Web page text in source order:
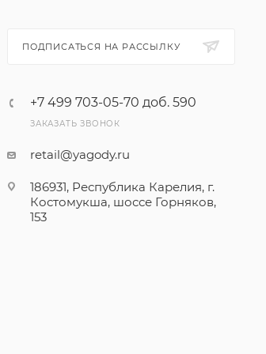
ПОДПИСАТЬСЯ НА РАССЫЛКУ
+7 499 703-05-70 доб. 590
ЗАКАЗАТЬ ЗВОНОК
retail@yagody.ru
186931, Республика Карелия, г.
Костомукша, шоссе Горняков,
153